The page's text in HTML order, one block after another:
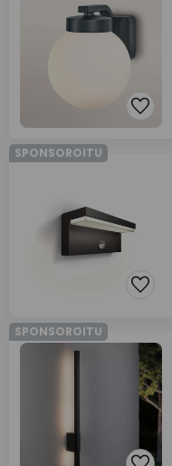
SPONSOROITU
SPONSOROITU